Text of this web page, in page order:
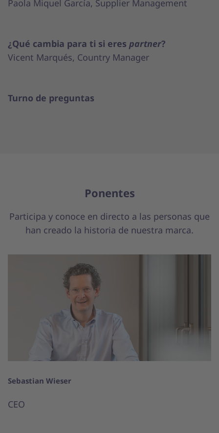
Paola Miquel García, Supplier Management
¿Qué cambia para ti si eres partner?
Vicent Marqués, Country Manager
Turno de preguntas
Ponentes
Participa y conoce en directo a las personas que
han creado la historia de nuestra marca.
Sebastian Wieser
CEO